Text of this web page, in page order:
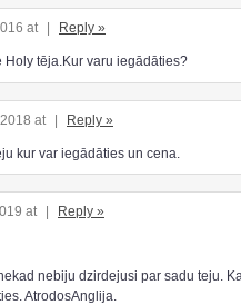
at Reply »
Holy tēja.Kur varu iegādāties?
at | Reply »
kur var iegādāties un cena.
at Reply »
nebiju dzirdejusi par sadu teju.
AtrodosAnglija.